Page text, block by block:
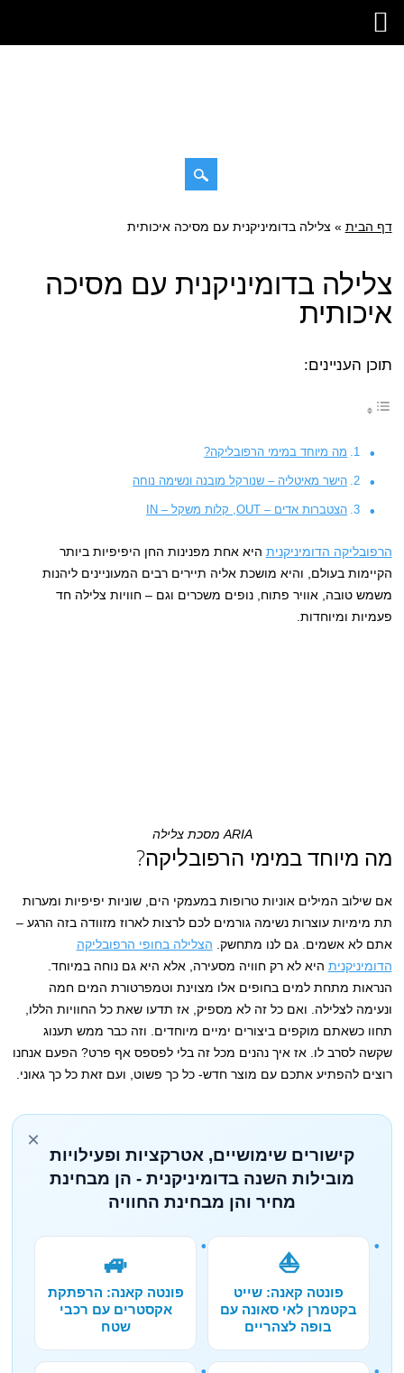
תפריט ראשי
דילוג
דף הבית » צלילה בדומיניקנית עם מסיכה איכותית
צלילה בדומיניקנית עם מסיכה
איכותית
תוכן העניינים:
מה מיוחד במימי הרפובליקה?
הישר מאיטליה – שנורקל מובנה ונשימה נוחה
הצטברות אדים – OUT, קלות משקל – IN
הרפובליקה הדומיניקנית היא אחת מפנינות החן היפיפיות ביותר
הקיימות בעולם, והיא מושכת אליה תיירים רבים המעוניינים ליהנות
משמש טובה, אוויר פתוח, נופים משכרים וגם – חוויות צלילה חד
פעמיות ומיוחדות.
ARIA מסכת צלילה
מה מיוחד במימי הרפובליקה?
אם שילוב המילים אוניות טרופות במעמקי הים, שוניות יפיפיות ומערות
תת מימיות עוצרות נשימה גורמים לכם לרצות לארוז מזוודה בזה הרגע –
אתם לא אשמים. גם לנו מתחשק. הצלילה בחופי הרפובליקה
הדומיניקנית היא לא רק חוויה מסעירה, אלא היא גם נוחה במיוחד.
הנראות מתחת למים בחופים אלו מצוינת וטמפרטורת המים חמה
ונעימה לצלילה. ואם כל זה לא מספיק, אז תדעו שאת כל החוויות הללו,
תחוו כשאתם מוקפים ביצורים ימיים מיוחדים. וזה כבר ממש תענוג
שקשה לסרב לו. אז איך נהנים מכל זה בלי לפספס אף פרט? הפעם אנחנו
רוצים להפתיע אתכם עם מוצר חדש- כל כך פשוט, ועם זאת כל כך גאוני.
×
קישורים שימושיים, אטרקציות ופעילויות
מובילות השנה בדומיניקנית - הן מבחינת
מחיר והן מבחינת החוויה
⛵
פונטה קאנה: שייט
בקטמרן לאי סאונה עם
בופה לצהריים
🚙
פונטה קאנה: הרפתקת
אקסטרים עם רכבי
שטח